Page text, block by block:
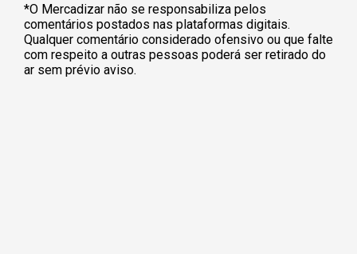
*O Mercadizar não se responsabiliza pelos
comentários postados nas plataformas digitais.
Qualquer comentário considerado ofensivo ou que falte
com respeito a outras pessoas poderá ser retirado do
ar sem prévio aviso.